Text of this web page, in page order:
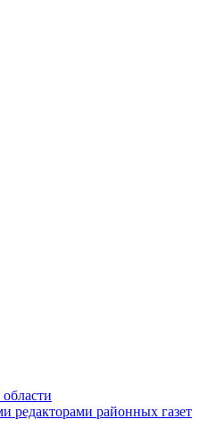
редакторами районных газет